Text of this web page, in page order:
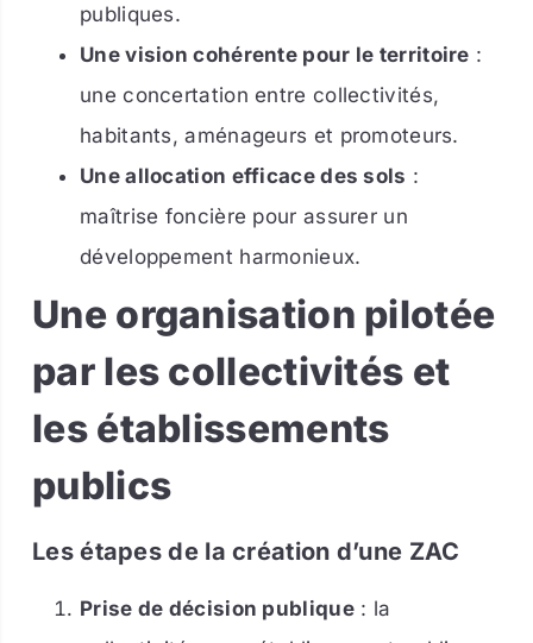
publiques.
Une vision cohérente pour le territoire :
une concertation entre collectivités,
habitants, aménageurs et promoteurs.
Une allocation efficace des sols :
maîtrise foncière pour assurer un
développement harmonieux.
Une organisation pilotée
par les collectivités et
les établissements
publics
Les étapes de la création d’une ZAC
Prise de décision publique: la